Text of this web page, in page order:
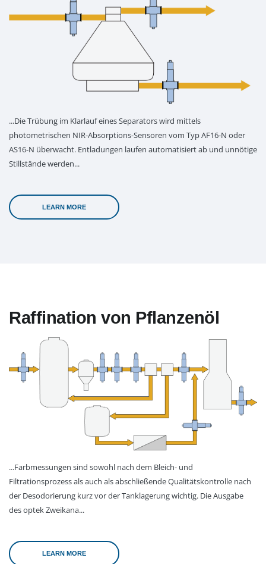
Raffination von Pflanzenöl
...Farbmessungen sind sowohl nach dem Bleich- und
Filtrationsprozess als auch als abschließende Qualitätskontrolle nach
der Desodorierung kurz vor der Tanklagerung wichtig. Die Ausgabe
des optek Zweikana...
LEARN MORE
...Die Trübung im Klarlauf eines Separators wird mittels
photometrischen NIR-Absorptions-Sensoren vom Typ AF16-N oder
AS16-N überwacht. Entladungen laufen automatisiert ab und unnötige
Stillstände werden...
LEARN MORE